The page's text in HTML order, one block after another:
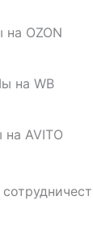
OZON
на WB
AVITO